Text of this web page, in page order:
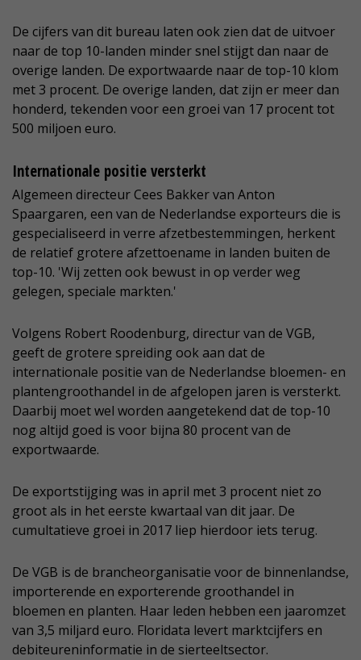
De cijfers van dit bureau laten ook zien dat de uitvoer
naar de top 10-landen minder snel stijgt dan naar de
overige landen. De exportwaarde naar de top-10 klom
met 3 procent. De overige landen, dat zijn er meer dan
honderd, tekenden voor een groei van 17 procent tot
500 miljoen euro.
Internationale positie versterkt
Algemeen directeur Cees Bakker van Anton
Spaargaren, een van de Nederlandse exporteurs die is
gespecialiseerd in verre afzetbestemmingen, herkent
de relatief grotere afzettoename in landen buiten de
top-10. 'Wij zetten ook bewust in op verder weg
gelegen, speciale markten.'
Volgens Robert Roodenburg, directur van de VGB,
geeft de grotere spreiding ook aan dat de
internationale positie van de Nederlandse bloemen- en
plantengroothandel in de afgelopen jaren is versterkt.
Daarbij moet wel worden aangetekend dat de top-10
nog altijd goed is voor bijna 80 procent van de
exportwaarde.
De exportstijging was in april met 3 procent niet zo
groot als in het eerste kwartaal van dit jaar. De
cumultatieve groei in 2017 liep hierdoor iets terug.
De VGB is de brancheorganisatie voor de binnenlandse,
importerende en exporterende groothandel in
bloemen en planten. Haar leden hebben een jaaromzet
van 3,5 miljard euro. Floridata levert marktcijfers en
debiteureninformatie in de sierteeltsector.